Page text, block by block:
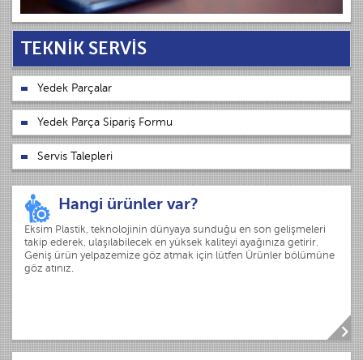
TEKNİK SERVİS
Yedek Parçalar
Yedek Parça Sipariş Formu
Servis Talepleri
Hangi ürünler var?
Eksim Plastik, teknolojinin dünyaya sunduğu en son gelişmeleri
takip ederek, ulaşılabilecek en yüksek kaliteyi ayağınıza getirir.
Geniş ürün yelpazemize göz atmak için lütfen Ürünler bölümüne
göz atınız.